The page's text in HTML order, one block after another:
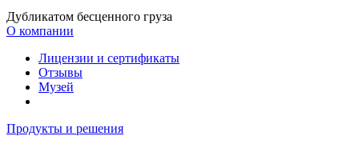
Дубликатом бесценного груза
О компании
Лицензии и сертификаты
Отзывы
Музей
Продукты и решения